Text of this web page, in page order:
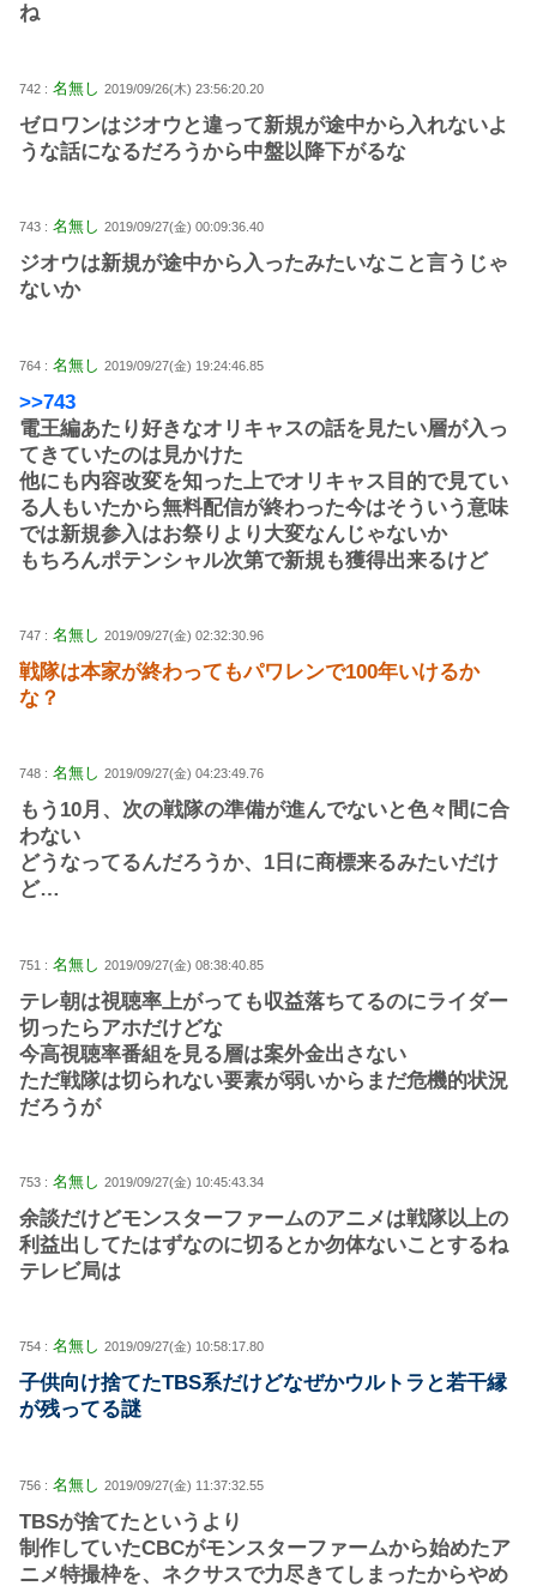
ね
742 : 名無し 2019/09/26(木) 23:56:20.20
ゼロワンはジオウと違って新規が途中から入れないよ
うな話になるだろうから中盤以降下がるな
743 : 名無し 2019/09/27(金) 00:09:36.40
ジオウは新規が途中から入ったみたいなこと言うじゃ
ないか
764 : 名無し 2019/09/27(金) 19:24:46.85
>>743
電王編あたり好きなオリキャスの話を見たい層が入っ
てきていたのは見かけた
他にも内容改変を知った上でオリキャス目的で見てい
る人もいたから無料配信が終わった今はそういう意味
では新規参入はお祭りより大変なんじゃないか
もちろんポテンシャル次第で新規も獲得出来るけど
747 : 名無し 2019/09/27(金) 02:32:30.96
戦隊は本家が終わってもパワレンで100年いけるか
な？
748 : 名無し 2019/09/27(金) 04:23:49.76
もう10月、次の戦隊の準備が進んでないと色々間に合
わない
どうなってるんだろうか、1日に商標来るみたいだけ
ど…
751 : 名無し 2019/09/27(金) 08:38:40.85
テレ朝は視聴率上がっても収益落ちてるのにライダー
切ったらアホだけどな
今高視聴率番組を見る層は案外金出さない
ただ戦隊は切られない要素が弱いからまだ危機的状況
だろうが
753 : 名無し 2019/09/27(金) 10:45:43.34
余談だけどモンスターファームのアニメは戦隊以上の
利益出してたはずなのに切るとか勿体ないことするね
テレビ局は
754 : 名無し 2019/09/27(金) 10:58:17.80
子供向け捨てたTBS系だけどなぜかウルトラと若干縁
が残ってる謎
756 : 名無し 2019/09/27(金) 11:37:32.55
TBSが捨てたというより
制作していたCBCがモンスターファームから始めたア
ニメ特撮枠を、ネクサスで力尽きてしまったからやめ